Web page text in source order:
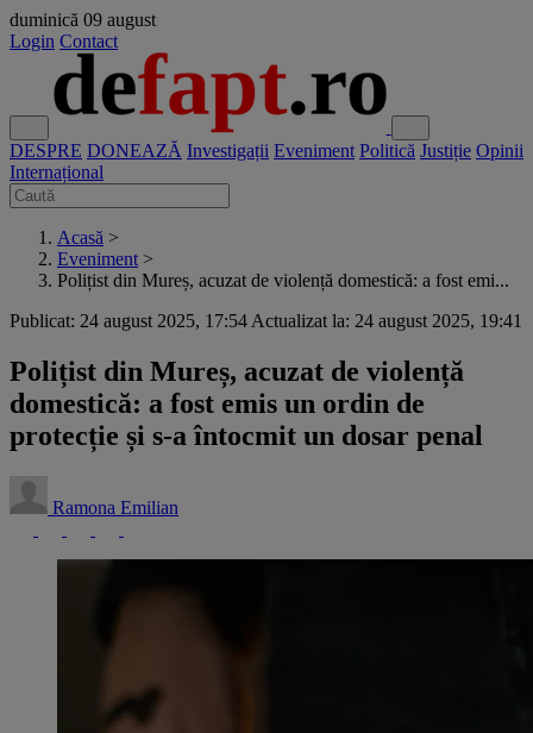
duminică 09 august
Login Contact
DESPRE DONEAZĂ Investigații Eveniment Politică Justiție Opinii
Internațional
Acasă >
Eveniment >
Polițist din Mureș, acuzat de violență domestică: a fost emi...
Publicat: 24 august 2025, 17:54 Actualizat la: 24 august 2025, 19:41
Polițist din Mureș, acuzat de violență
domestică: a fost emis un ordin de
protecție și s-a întocmit un dosar penal
Ramona Emilian